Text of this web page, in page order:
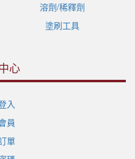
溶劑/稀釋劑
塗刷工具
心
入
員
單